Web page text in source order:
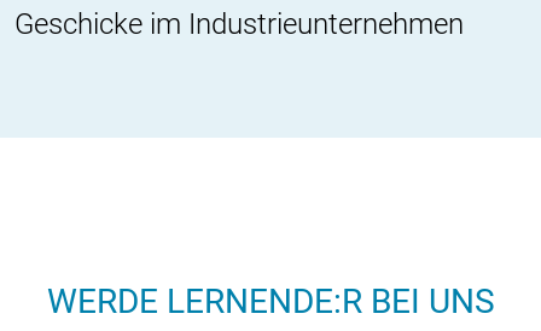
Geschicke im Industrieunternehmen
WERDE LERNENDE:R BEI UNS